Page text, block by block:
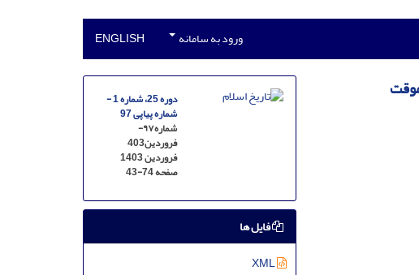
ورود به سامانه ENGLISH
دوره 25، شماره 1 -
شماره پیاپی 97
شماره۹۷-
فروردین403
فروردین 1403
صفحه43-74
فایل ها
XML